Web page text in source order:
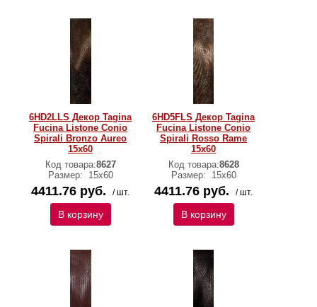
6HD2LLS Декор Tagina
Fucina Listone Conio
Spirali Bronzo Aureo
15x60
Код товара:8627
Размер:
15x60
4411.76 руб. / шт.
В корзину
6HD5FLS Декор Tagina
Fucina Listone Conio
Spirali Rosso Rame
15x60
Код товара:8628
Размер:
15x60
4411.76 руб. / шт.
В корзину